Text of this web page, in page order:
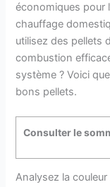
économiques pour
chauffage
utilisez des pellets
combustion
système ? Voici
bons pellets.
Consulter le
Analysez la